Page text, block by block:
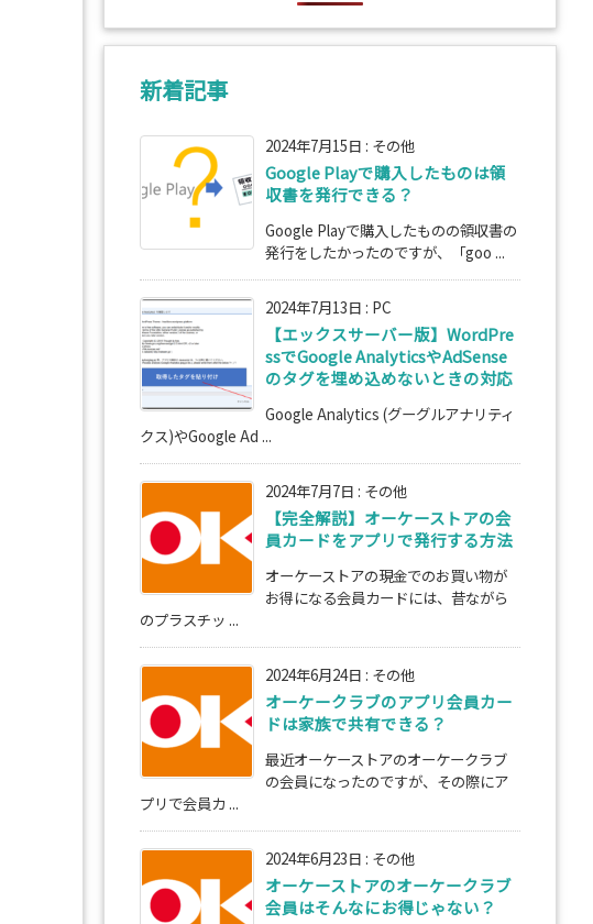
新着記事
2024年7月15日 : その他
Google Playで購入したものは領
収書を発行できる？
Google Playで購入したものの領収書の
発行をしたかったのですが、「goo ...
2024年7月13日 : PC
【エックスサーバー版】WordPre
ssでGoogle AnalyticsやAdSense
のタグを埋め込めないときの対応
Google Analytics (グーグルアナリティ
クス)やGoogle Ad ...
2024年7月7日 : その他
【完全解説】オーケーストアの会
員カードをアプリで発行する方法
オーケーストアの現金でのお買い物が
お得になる会員カードには、昔ながら
のプラスチッ ...
2024年6月24日 : その他
オーケークラブのアプリ会員カー
ドは家族で共有できる？
最近オーケーストアのオーケークラブ
の会員になったのですが、その際にア
プリで会員カ ...
2024年6月23日 : その他
オーケーストアのオーケークラブ
会員はそんなにお得じゃない？